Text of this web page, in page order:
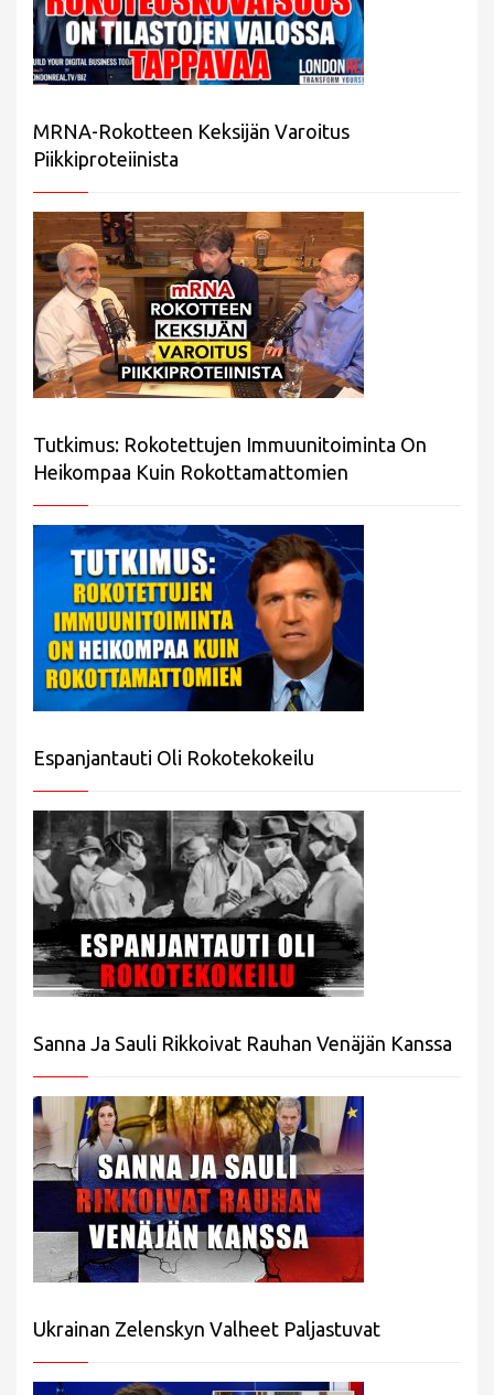
MRNA-Rokotteen Keksijän Varoitus
Piikkiproteiinista
Tutkimus: Rokotettujen Immuunitoiminta On
Heikompaa Kuin Rokottamattomien
Espanjantauti Oli Rokotekokeilu
Sanna Ja Sauli Rikkoivat Rauhan Venäjän Kanssa
Ukrainan Zelenskyn Valheet Paljastuvat